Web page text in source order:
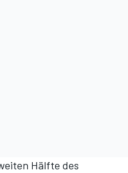
Hälfte des